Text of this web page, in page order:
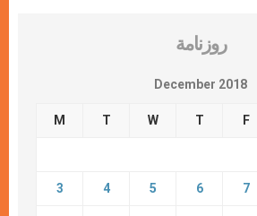
روزنامة
December 2018
M T W T F
3 4 5 6 7